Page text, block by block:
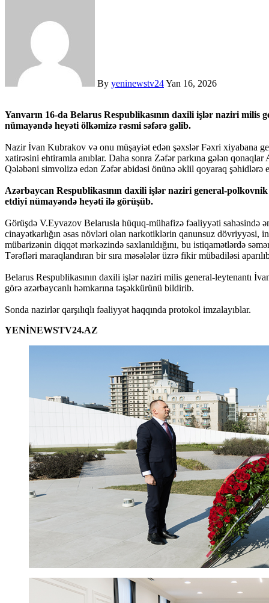
By yeninewstv24Yan 16, 2026
Yanvarın 16-da Belarus Respublikasının daxili işlər naziri milis general-leytenantı İvan Kubrakovun başçılıq etdiyi
nümayəndə heyəti ölkəmizə rəsmi səfərə gəlib.
Nazir İvan Kubrakov və onu müşayiət edən şəxslər Fəxri xiyabana
xatirəsini ehtiramla anıblar. Daha sonra Zəfər parkına gələn
Qələbəni simvolizə edən Zəfər abidəsi önünə əklil qoyaraq şəhidlərə
Azərbaycan Respublikasının daxili işlər naziri general-
etdiyi nümayəndə heyəti ilə görüşüb.
Görüşdə V.Eyvazov Belarusla hüquq-mühafizə fəaliyyəti sahəsində
cinayətkarlığın əsas növləri olan narkotiklərin qanunsuz dövriyyəsi,
mübarizənin diqqət mərkəzində saxlanıldığını, bu istiqamətlərdə
Tərəfləri maraqlandıran bir sıra məsələlər üzrə fikir mübadiləsi
Belarus Respublikasının daxili işlər naziri milis general-leytenantı
görə azərbaycanlı həmkarına təşəkkürünü bildirib.
Sonda nazirlər qarşılıqlı fəaliyyət haqqında protokol imzalayıblar.
YENİNEWSTV24.AZ